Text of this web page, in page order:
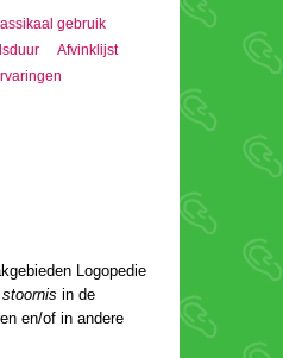
Logopedie
stoornis in de
en/of in andere